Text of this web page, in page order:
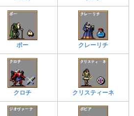
ポー クレーリチ
クロチ クリスティーネ